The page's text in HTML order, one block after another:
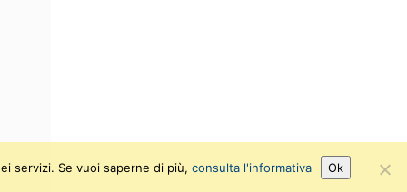
servizi. Se vuoi saperne di più, consulta l'informativa Ok